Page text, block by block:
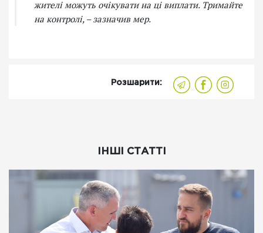
жителі можуть очікувати на ці виплати. Тримайте
на контролі, – зазначив мер.
Розшарити:
ІНШІ СТАТТІ